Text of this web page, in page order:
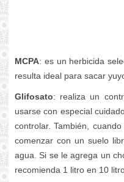
MCPA: es un herbicida
resulta ideal para sacar
Glifosato: realiza un
usarse con especial
controlar. También,
comenzar con un suelo
agua. Si se le agrega un
recomienda 1 litro en 10